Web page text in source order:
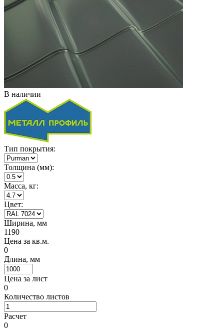
В наличии
Тип покрытия:
Толщина (мм):
Масса, кг:
Цвет:
Ширина, мм
1190
Цена за кв.м.
0
Длина, мм
Цена за лист
0
Количество листов
Расчет
0